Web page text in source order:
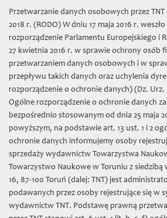
Wybierz język:
Mój koszyk | (0) 0 zł
Towarzystwo
Toruniu
Przetwarzanie danych osobowych przez TNT
2018 r. (RODO) W dniu 17 maja 2016 r.
rozporządzenie Parlamentu Europejskiego i
27 kwietnia 2016 r. w sprawie ochrony osób
przetwarzaniem danych osobowych i w
przepływu takich danych oraz uchylenia
rozporządzenie o ochronie danych) (Dz. Urz.
Ogólne rozporządzenie o ochronie danych
bezpośrednio stosowanym od dnia 25 maja
powyższym, na podstawie art. 13 ust. 1 i 2
ochronie danych informujemy osoby
sprzedaży wydawnictw Towarzystwa
Towarzystwo Naukowe w Toruniu z siedzibą
16, 87-100 Toruń (dalej: TNT) jest
podawanych przez osoby rejestrujące się w
wydawnictw TNT. Podstawę prawną